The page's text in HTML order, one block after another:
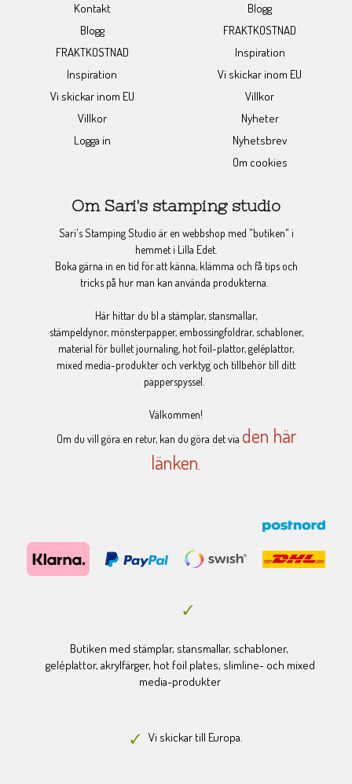
Kontakt
Blogg
FRAKTKOSTNAD
Inspiration
Vi skickar inom EU
Villkor
Logga in
Blogg
FRAKTKOSTNAD
Inspiration
Vi skickar inom EU
Villkor
Nyheter
Nyhetsbrev
Om cookies
Om Sari's stamping studio
Sari's Stamping Studio är en webbshop med "butiken" i
hemmet i Lilla Edet.
Boka gärna in en tid för att känna, klämma och få tips och
tricks på hur man kan använda produkterna.
Här hittar du bl a stämplar, stansmallar,
stämpeldynor, mönsterpapper, embossingfoldrar, schabloner,
material för bullet journaling, hot foil-plattor, geléplattor,
mixed media-produkter och verktyg och tillbehör till ditt
papperspyssel.
Välkommen!
Om du vill göra en retur, kan du göra det via den här
länken.
Butiken med stämplar, stansmallar, schabloner,
geléplattor, akrylfärger, hot foil plates, slimline- och mixed
media-produkter
Vi skickar till Europa.